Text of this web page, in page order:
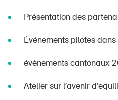
Présentation des
Événements pilotes dans
événements cantonaux
Atelier sur l’avenir